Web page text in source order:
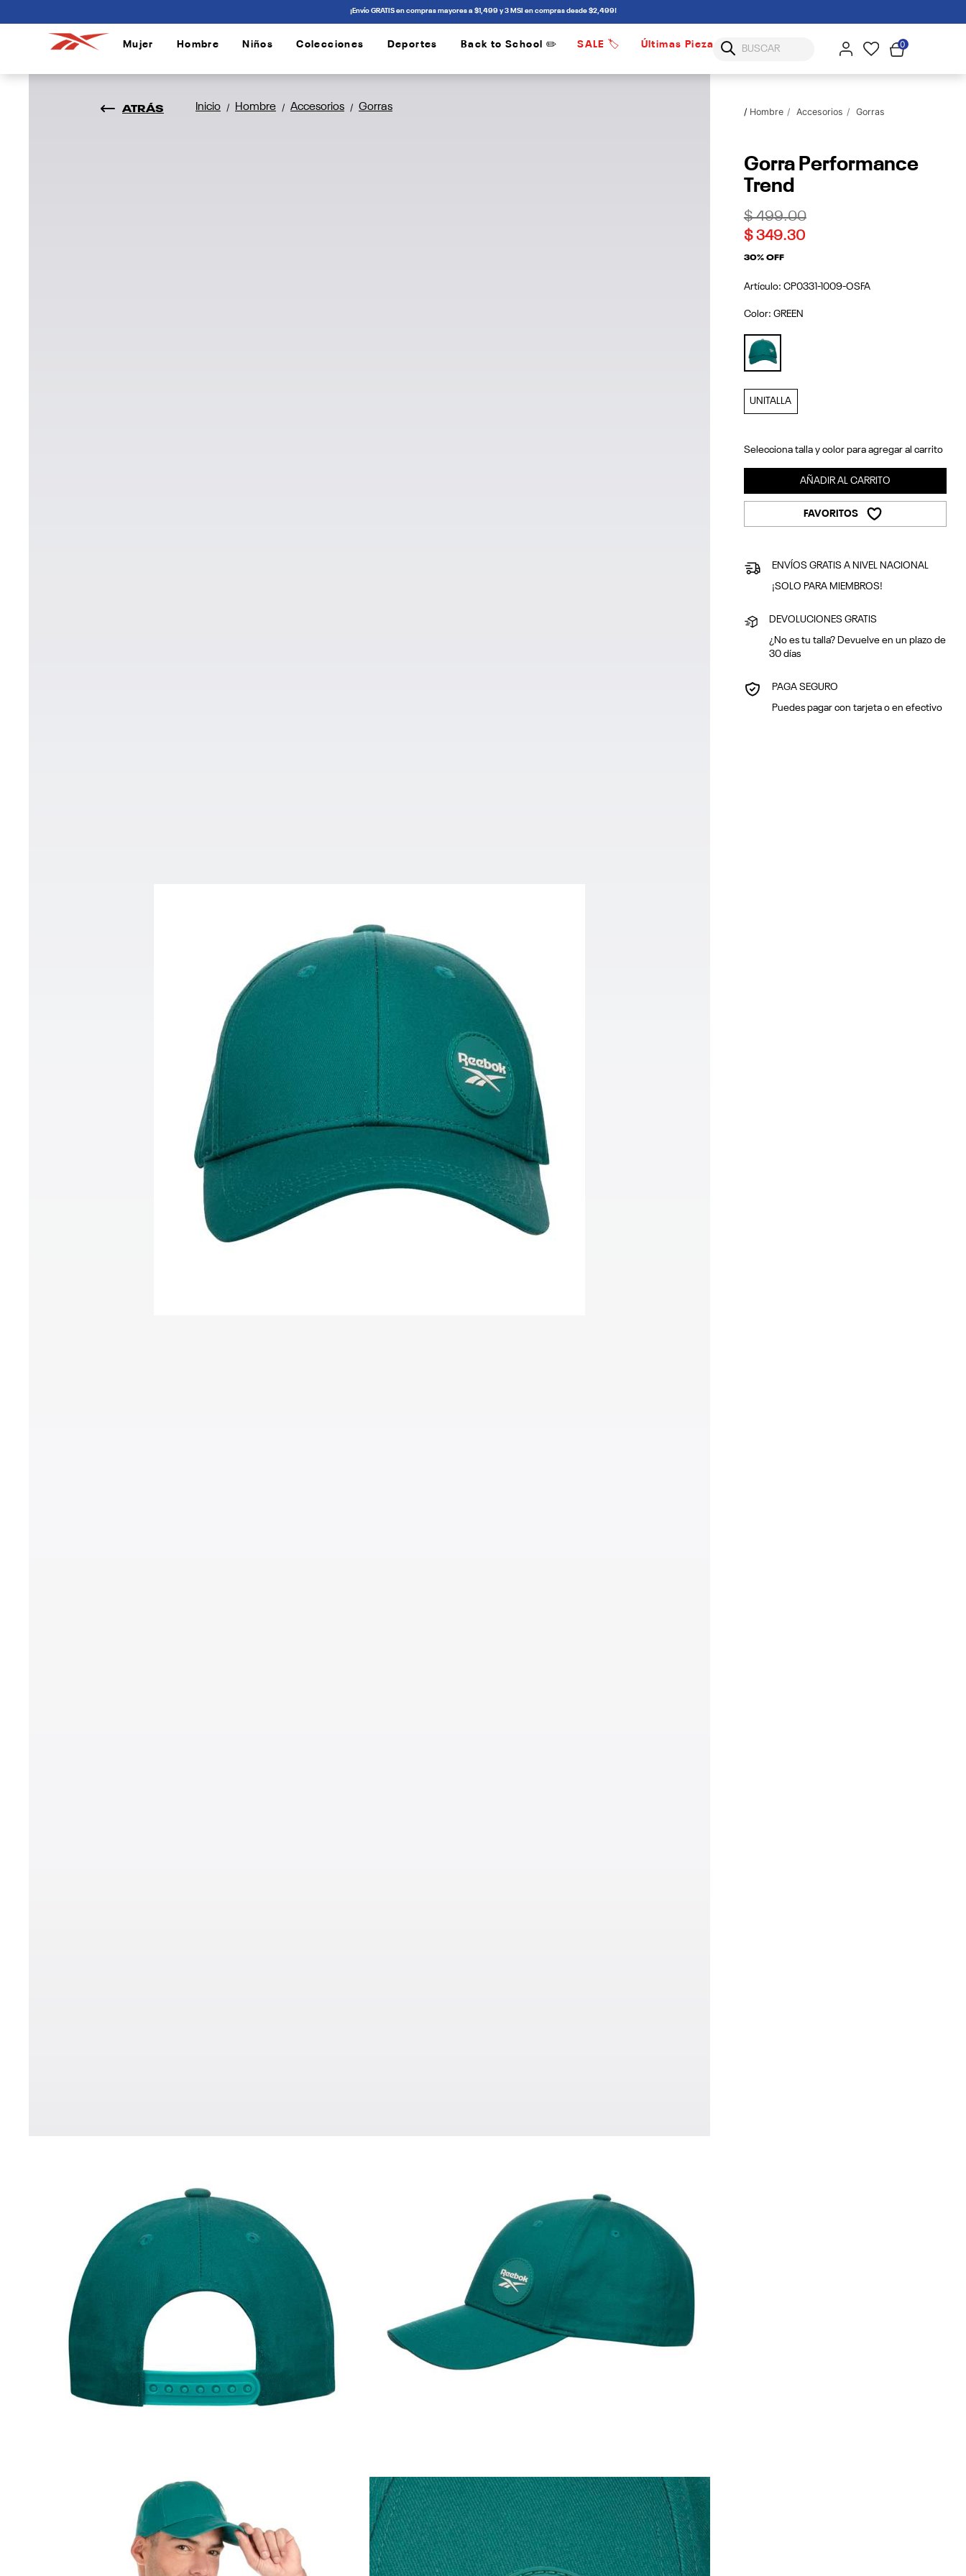
¡Envío GRATIS en compras mayores a $1,499 y 3 MSI en compras desde $2,499!
Mujer Hombre Niños Colecciones Deportes Back to School ✏️ SALE 🏷️ Últimas Piezas 0
ATRÁS Inicio / Hombre / Accesorios / Gorras Hombre Accesorios Gorras
Gorra Performance
Trend
Price reduced from
$ 499.00to
$ 349.30
30% OFF
Artículo: CP0331-1009-OSFA
Color: GREEN
UNITALLA
Selecciona talla y color para agregar al carrito
AÑADIR AL CARRITO
FAVORITOS
ENVÍOS GRATIS A NIVEL NACIONAL
¡SOLO PARA MIEMBROS!
DEVOLUCIONES GRATIS
¿No es tu talla? Devuelve en un plazo de
30 días
PAGA SEGURO
Puedes pagar con tarjeta o en efectivo